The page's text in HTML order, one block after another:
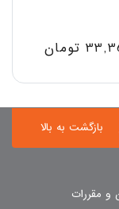
تومان
بازگشت به بالا
و مقررات